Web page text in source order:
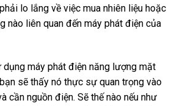
lo lắng về việc mua nhiên liệu hoặc
nào liên quan đến máy phát điện của
dụng máy phát điện năng lượng mặt
sẽ thấy nó thực sự quan trọng vào
cần nguồn điện. Sẽ thế nào nếu như